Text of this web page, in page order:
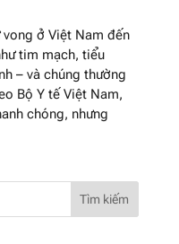
ở Việt Nam đến
tim mạch, tiểu
– và chúng thường
Bộ Y tế Việt Nam,
chóng, nhưng
Tìm kiếm